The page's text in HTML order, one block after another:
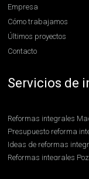
Empresa
Cómo trabajamos
Últimos proyectos
Contacto
Servicios de
Reformas integrales
Presupuesto reforma
Ideas de reformas
Reformas integrales